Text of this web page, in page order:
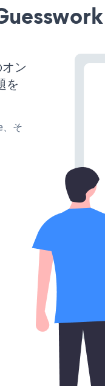
ン
を
そ